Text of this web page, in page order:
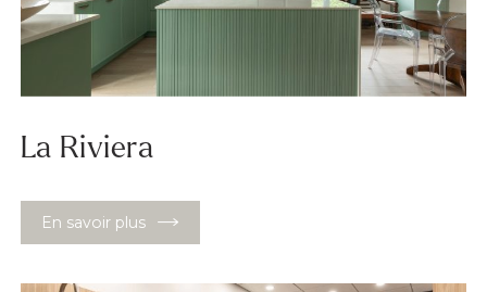
La Riviera
En savoir plus